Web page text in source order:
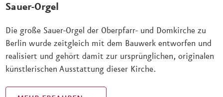
Sauer-Orgel
Die große Sauer-Orgel der Oberpfarr- und Domkirche zu
Berlin wurde zeitgleich mit dem Bauwerk entworfen und
realisiert und gehört damit zur ursprünglichen, originalen
künstlerischen Ausstattung dieser Kirche.